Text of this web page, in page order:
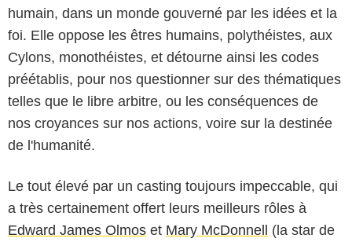
humain, dans un monde gouverné par les idées et la
foi. Elle oppose les êtres humains, polythéistes, aux
Cylons, monothéistes, et détourne ainsi les codes
préétablis, pour nos questionner sur des thématiques
telles que le libre arbitre, ou les conséquences de
nos croyances sur nos actions, voire sur la destinée
de l'humanité.
Le tout élevé par un casting toujours impeccable, qui
a très certainement offert leurs meilleurs rôles à
Edward James Olmos et Mary McDonnell
(la star de